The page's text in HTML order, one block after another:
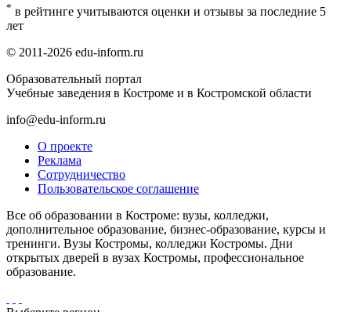
* в рейтинге учитываются оценки и отзывы за последние 5
лет
© 2011-2026 edu-inform.ru
Образовательный портал
Учебные заведения в Костроме и в Костромской области
info@edu-inform.ru
О проекте
Реклама
Сотрудничество
Пользовательское соглашение
Все об образовании в Костроме: вузы, колледжи,
дополнительное образование, бизнес-образование, курсы и
тренинги. Вузы Костромы, колледжи Костромы. Дни
открытых дверей в вузах Костромы, профессиональное
образование.